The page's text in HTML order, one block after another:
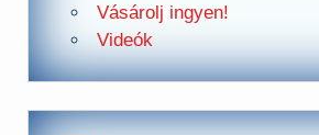
Vásárolj ingyen!
Videók